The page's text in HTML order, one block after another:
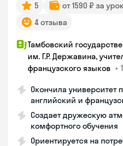
5 от 1590 ₽ за
4 отзыва
Тамбовский
им. Г.Р. Державина,
французского языков •
Окончила университет
английский и
Создает дружескую
комфортного обучения
Ориентируется на